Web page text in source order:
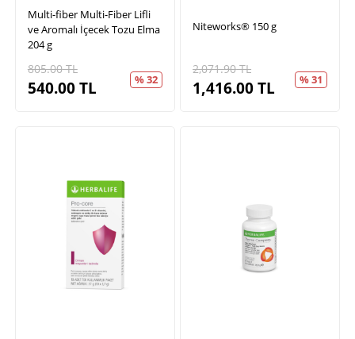
Multi-fiber Multi-Fiber Lifli
ve Aromalı İçecek Tozu Elma
204 g
805.00TL
540.00TL % 32
Niteworks® 150 g
2,071.90TL
1,416.00TL % 31